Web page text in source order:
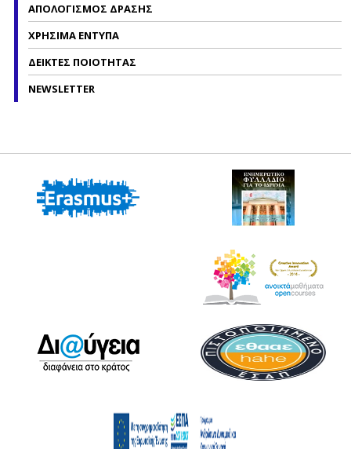
ΑΠΟΛΟΓΙΣΜΟΣ ΔΡΑΣΗΣ
ΧΡΗΣΙΜΑ ΕΝΤΥΠΑ
ΔΕΙΚΤΕΣ ΠΟΙΟΤΗΤΑΣ
NEWSLETTER